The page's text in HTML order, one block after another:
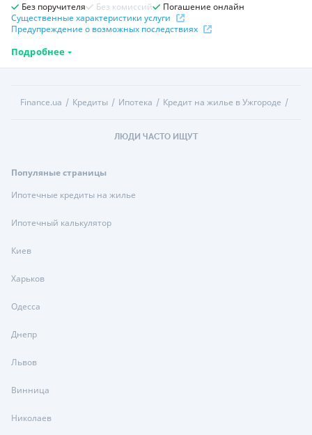
Без поручителя Без комиссий
Погашение онлайн
Существенные характеристики услуги
Предупреждение о возможных последствиях
Подробнее
Finance.ua Кредиты Ипотека Кредит на жилье в Ужгороде
ЛЮДИ ЧАСТО ИЩУТ
Популяные страницы
Ипотечные кредиты на жилье
Ипотечный калькулятор
Киев
Харьков
Одесса
Днепр
Львов
Винница
Николаев